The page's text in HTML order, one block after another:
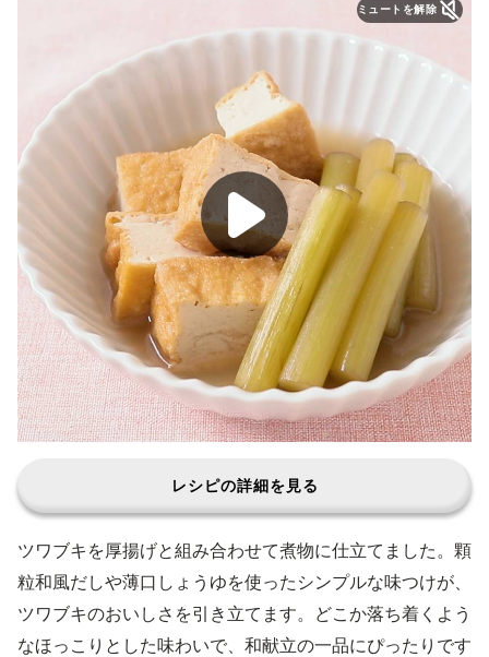
ミュートを解除
レシピの詳細を見る
ツワブキを厚揚げと組み合わせて煮物に仕立てました。顆
粒和風だしや薄口しょうゆを使ったシンプルな味つけが、
ツワブキのおいしさを引き立てます。どこか落ち着くよう
なほっこりとした味わいで、和献立の一品にぴったりです